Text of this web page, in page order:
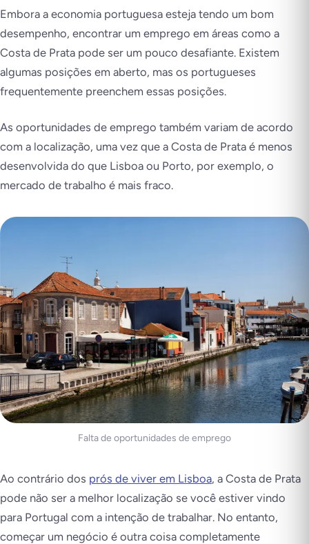
Embora a economia portuguesa esteja tendo um bom
desempenho, encontrar um emprego em áreas como a
Costa de Prata pode ser um pouco desafiante. Existem
algumas posições em aberto, mas os portugueses
frequentemente preenchem essas posições.
As oportunidades de emprego também variam de acordo
com a localização, uma vez que a Costa de Prata é menos
desenvolvida do que Lisboa ou Porto, por exemplo, o
mercado de trabalho é mais fraco.
Falta de oportunidades de emprego
Ao contrário dos prós de viver em Lisboa, a Costa de Prata
pode não ser a melhor localização se você estiver vindo
para Portugal com a intenção de trabalhar. No entanto,
começar um negócio é outra coisa completamente